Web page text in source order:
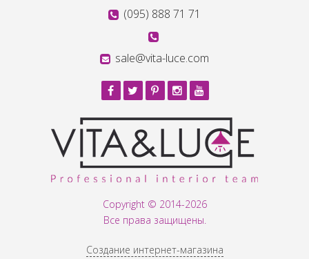
(095) 888 71 71
sale@vita-luce.com
Copyright © 2014-2026
Все права защищены.
Создание интернет-магазина